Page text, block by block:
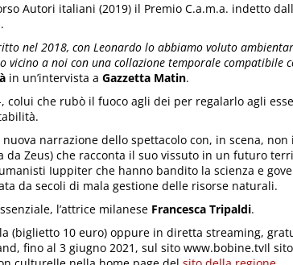
Autori italiani (2019) il Premio C.a.m.a. indetto
nel 2018, con Leonardo lo abbiamo voluto
vicino a noi con una collazione temporale compatibile
in un’intervista a Gazzetta Matin.
colui che rubò il fuoco agli dei per regalarlo agli
narrazione dello spettacolo con, in scena, non
da Zeus) che racconta il suo vissuto in un futuro
Iuppiter che hanno bandito la scienza e
da secoli di mala gestione delle risorse naturali.
l’attrice milanese Francesca Tripaldi.
(biglietto 10 euro) oppure in diretta streaming,
fino al 3 giugno 2021, sul sito www.bobine.tvIl